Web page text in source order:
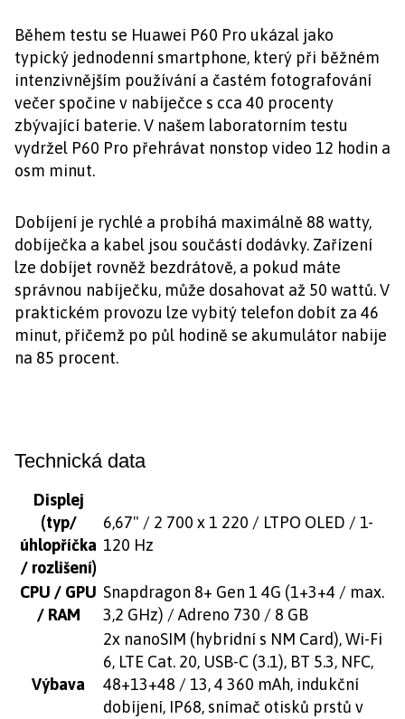
Během testu se Huawei P60 Pro ukázal jako
typický jednodenní smartphone, který při běžném
intenzivnějším používání a častém fotografování
večer spočine v nabíječce s cca 40 procenty
zbývající baterie. V našem laboratorním testu
vydržel P60 Pro přehrávat nonstop video 12 hodin a
osm minut.
Dobíjení je rychlé a probíhá maximálně 88 watty,
dobíječka a kabel jsou součástí dodávky. Zařízení
lze dobíjet rovněž bezdrátově, a pokud máte
správnou nabíječku, může dosahovat až 50 wattů. V
praktickém provozu lze vybitý telefon dobít za 46
minut, přičemž po půl hodině se akumulátor nabije
na 85 procent.
Technická data
Displej
(typ/
úhlopříčka
/ rozlišení)
6,67" / 2 700 x 1 220 / LTPO OLED / 1-
120 Hz
CPU / GPU
/ RAM
Snapdragon 8+ Gen 1 4G (1+3+4 / max.
3,2 GHz) / Adreno 730 / 8 GB
Výbava
2x nanoSIM (hybridní s NM Card), Wi-Fi
6, LTE Cat. 20, USB-C (3.1), BT 5.3, NFC,
48+13+48 / 13, 4 360 mAh, indukční
dobíjení, IP68, snímač otisků prstů v